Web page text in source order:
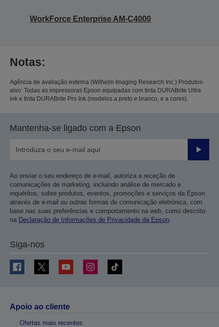
WorkForce Enterprise​ AM-C4000​
Notas:
Agência de avaliação externa (Wilhelm Imaging Research Inc.) Produtos-
alvo: Todas as impressoras Epson equipadas com tinta DURABrite Ultra
ink e tinta DURABrite Pro Ink (modelos a preto e branco, e a cores).
Mantenha-se ligado com a Epson
Enviar
Ao enviar o seu endereço de e-mail, autoriza a receção de
comunicações de marketing, incluindo análise de mercado e
inquéritos, sobre produtos, eventos, promoções e serviços da Epson
através de e-mail ou outras formas de comunicação eletrónica, com
base nas suas preferências e comportamento na web, como descrito
na Declaração de Informações de Privacidade da Epson
Siga-nos
Apoio ao cliente
Ofertas mais recentes